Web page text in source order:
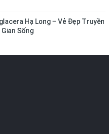
Hạ Long – Vẻ Đẹp Truyền
Sống